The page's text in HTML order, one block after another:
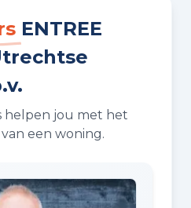
ENTREE
helpen jou met het
een woning.